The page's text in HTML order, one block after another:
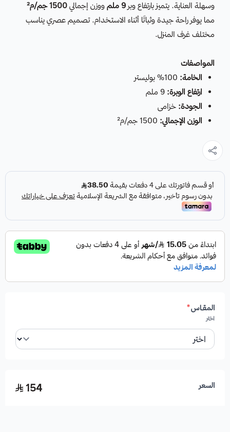
وسهلة العناية. يتميز بارتفاع وبر 9 ملم ووزن إجمالي 1500 جم/م²
مما يوفر راحة جيدة وثباتًا أثناء الاستخدام. تصميم عصري يناسب
مختلف غرف المنزل.
المواصفات
الخامة:
ارتفاع الوبرة:
الجودة: خزامى
الوزن الإجمالي:
المقـاس*
اختر
السعر 154